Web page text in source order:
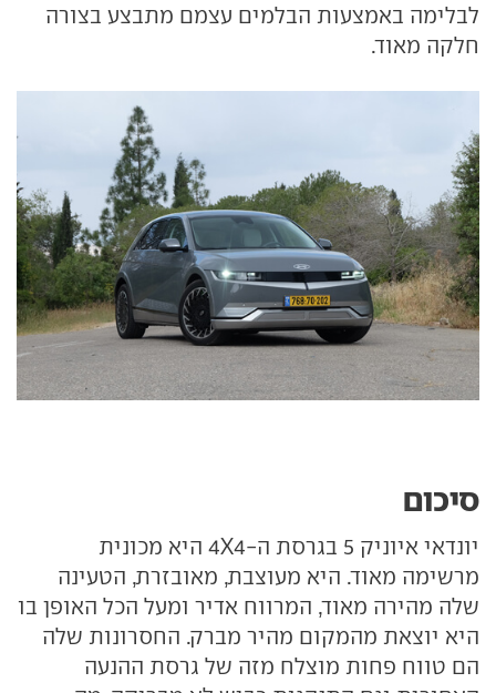
לבלימה באמצעות הבלמים עצמם מתבצע בצורה
חלקה מאוד.
סיכום
יונדאי איוניק 5 בגרסת ה-4X4 היא מכונית
מרשימה מאוד. היא מעוצבת, מאובזרת, הטעינה
שלה מהירה מאוד, המרווח אדיר ומעל הכל האופן בו
היא יוצאת מהמקום מהיר מברק. החסרונות שלה
הם טווח פחות מוצלח מזה של גרסת ההנעה